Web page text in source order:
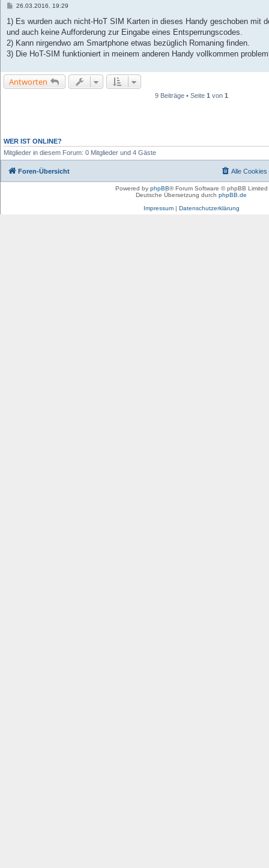
B
r
a
26.03.2016, 19:29
1) Es wurden auch nicht-HoT SIM Karten in dieses Handy geschoben mit
und auch keine Aufforderung zur Eingabe eines Entsperrungscodes.
2) Kann nirgendwo am Smartphone etwas bezüglich Romaning finden.
3) Die HoT-SIM funktioniert in meinem anderen Handy vollkommen
Antworten
9 Beiträge • Seite 1 von 1
WER IST ONLINE?
Mitglieder in diesem Forum: 0 Mitglieder und 4 Gäste
Foren-Übersicht Alle Cookies
Powered by phpBB® Forum Software © phpBB Limited
Deutsche Übersetzung durch phpBB.de
Impressum| Datenschutzerklärung